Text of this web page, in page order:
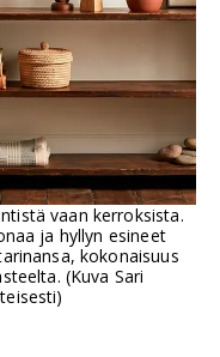
vaan kerroksista.
ja hyllyn esineet
kokonaisuus
(Kuva Sari